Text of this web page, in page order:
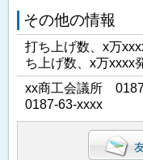
その他の情報
打ち上げ数、x万
ち上げ数、x万xxxx
xx商工会議所
0187-63-xxxx